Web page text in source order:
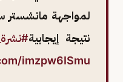
لمواجهة مانشستر
نتيجة إيجابية
imzpw6ISmu